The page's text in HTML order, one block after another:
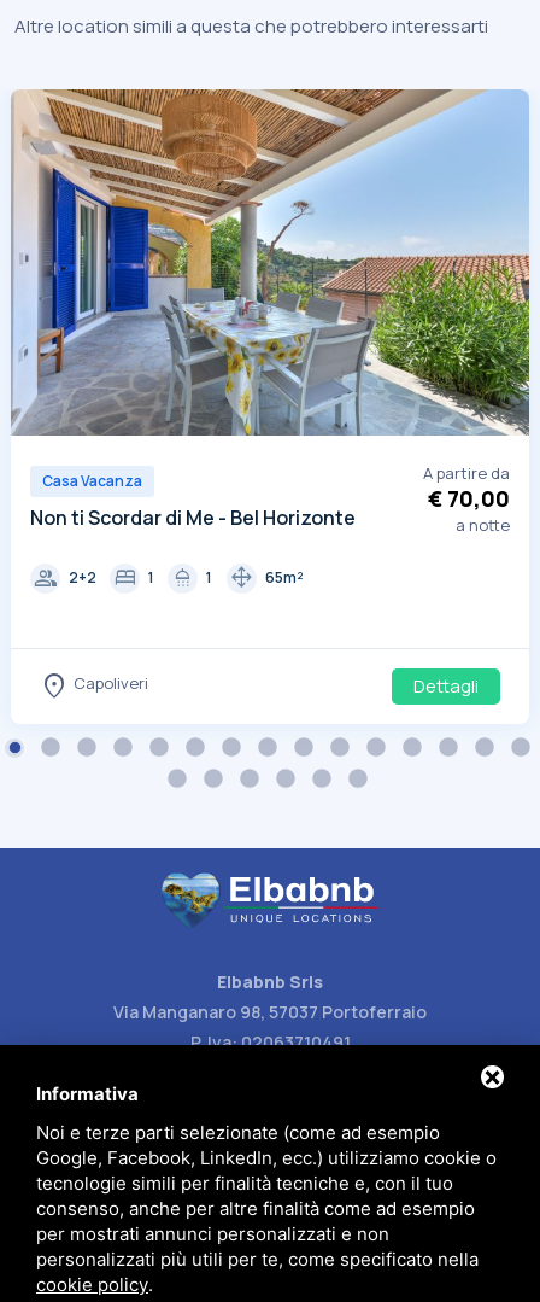
Altre location simili a questa che potrebbero interessarti
Casa Vacanza
Non ti Scordar di Me - Bel Horizonte
A partire da
€ 70,00
a notte
group 2+2 bed 1 shower 1 drag_pan 65m²
location_on Capoliveri Dettagli
Elbabnb Srls
Via Manganaro 98, 57037 Portoferraio
P. Iva: 02063710491
Andrea (+39) 348 80 98 791
info@elbabnb.it
Informativa
Noi e terze parti selezionate (come ad esempio
Google, Facebook, LinkedIn, ecc.) utilizziamo cookie o
tecnologie simili per finalità tecniche e, con il tuo
consenso, anche per altre finalità come ad esempio
per mostrati annunci personalizzati e non
personalizzati più utili per te, come specificato nella
cookie policy.